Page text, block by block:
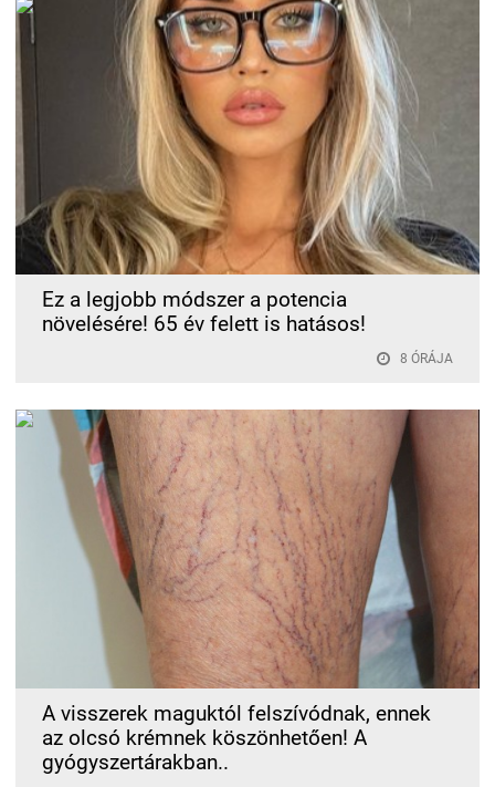
Ez a legjobb módszer a potencia
növelésére! 65 év felett is hatásos!
8 ÓRÁJA
A visszerek maguktól felszívódnak, ennek
az olcsó krémnek köszönhetően! A
gyógyszertárakban..